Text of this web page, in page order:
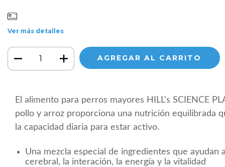
Ver más detalles
El alimento para perros mayores HILL's SCIENCE
pollo y arroz proporciona una nutrición equilibrada
la capacidad diaria para estar activo.
Una mezcla especial de ingredientes que ayudan
cerebral, la interación, la energía y la vitalidad